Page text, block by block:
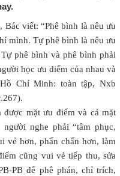
Bác viết: “Phê bình là nêu ưu
mình. Tự phê bình là nêu ưu
phê bình và phê bình phải
học ưu điểm của nhau và
Chí Minh: toàn tập, Nxb
mặt ưu điểm và cả mặt
nghe phải “tâm phục,
vẻ hơn, phấn chấn hơn, làm
cũng vui vẻ tiếp thu, sửa
PB để phê phán, chỉ trích,